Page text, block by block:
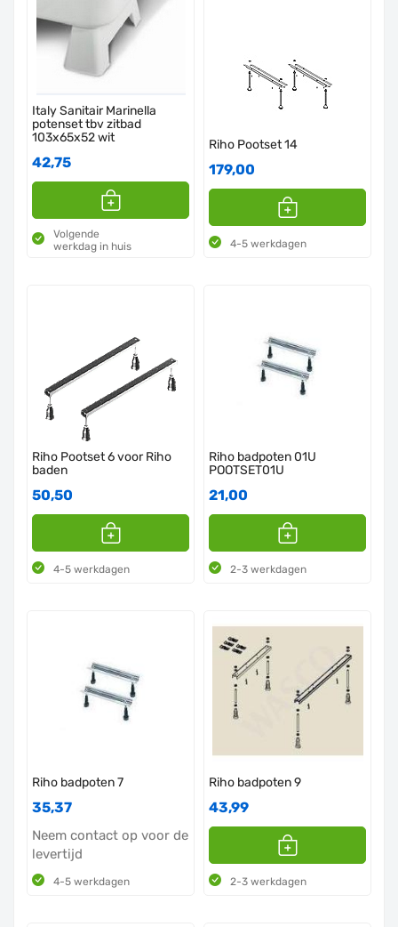
Italy Sanitair Marinella
potenset tbv zitbad
103x65x52 wit
42,75
Volgende
werkdag in huis
Riho Pootset 14
179,00
4-5 werkdagen
Riho Pootset 6 voor Riho
baden
50,50
4-5 werkdagen
Riho badpoten 01U
POOTSET01U
21,00
2-3 werkdagen
Riho badpoten 7
35,37
Neem contact op voor de
levertijd
4-5 werkdagen
Riho badpoten 9
43,99
2-3 werkdagen